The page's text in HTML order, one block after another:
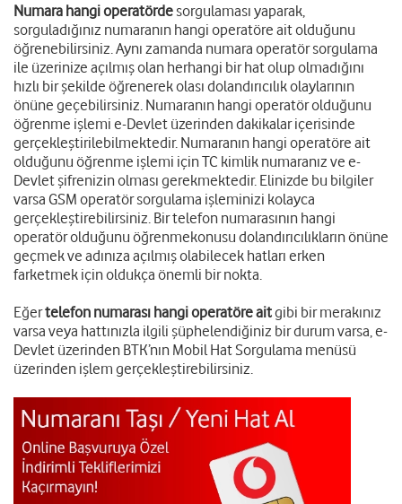
Numara hangi operatörde sorgulaması yaparak,
sorguladığınız numaranın hangi operatöre ait olduğunu
öğrenebilirsiniz. Aynı zamanda numara operatör sorgulama
ile üzerinize açılmış olan herhangi bir hat olup olmadığını
hızlı bir şekilde öğrenerek olası dolandırıcılık olaylarının
önüne geçebilirsiniz. Numaranın hangi operatör olduğunu
öğrenme işlemi e-Devlet üzerinden dakikalar içerisinde
gerçekleştirilebilmektedir. Numaranın hangi operatöre ait
olduğunu öğrenme işlemi için TC kimlik numaranız ve e-
Devlet şifrenizin olması gerekmektedir. Elinizde bu bilgiler
varsa GSM operatör sorgulama işleminizi kolayca
gerçekleştirebilirsiniz. Bir telefon numarasının hangi
operatör olduğunu öğrenmekonusu dolandırıcılıkların önüne
geçmek ve adınıza açılmış olabilecek hatları erken
farketmek için oldukça önemli bir nokta.
Eğertelefon numarası hangi operatöre aitgibi bir merakınız
varsa veya hattınızla ilgili şüphelendiğiniz bir durum varsa, e-
Devlet üzerinden BTK’nın Mobil Hat Sorgulama menüsü
üzerinden işlem gerçekleştirebilirsiniz.